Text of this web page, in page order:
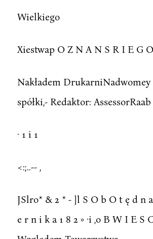
Wielkiego
Xiestwap O Z N A N S R I E G O.
Nakładem DrukarniNadwomey
spółki,- Redaktor: AssessorRaab
· 1 i 1
<:;..-- ,
JSlro* & 2 * - ]l S O b O t ę d n a
e r n i k a 1 8 2 » ·i ,o B W I E S